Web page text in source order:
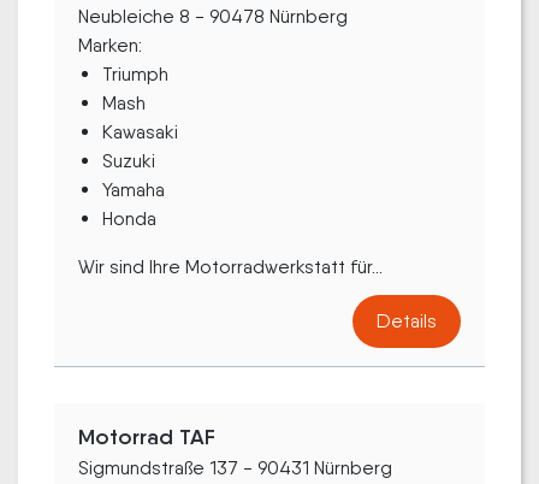
Neubleiche 8 - 90478 Nürnberg
Marken:
Triumph
Mash
Kawasaki
Suzuki
Yamaha
Honda
Wir sind Ihre Motorradwerkstatt für...
Details
Motorrad TAF
Sigmundstraße 137 - 90431 Nürnberg